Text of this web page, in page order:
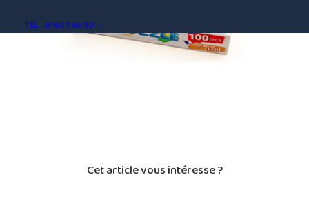
TÉL. : 01 69 11 66 90
Cet article vous intéresse ?